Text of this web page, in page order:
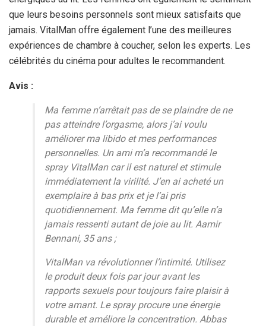
que leurs besoins personnels sont mieux satisfaits que
jamais. VitalMan offre également l’une des meilleures
expériences de chambre à coucher, selon les experts. Les
célébrités du cinéma pour adultes le recommandent.
Avis :
Ma femme n’arrêtait pas de se plaindre de ne
pas atteindre l’orgasme, alors j’ai voulu
améliorer ma libido et mes performances
personnelles. Un ami m’a recommandé le
spray VitalMan car il est naturel et stimule
immédiatement la virilité. J’en ai acheté un
exemplaire à bas prix et je l’ai pris
quotidiennement. Ma femme dit qu’elle n’a
jamais ressenti autant de joie au lit. Aamir
Bennani, 35 ans ;
VitalMan va révolutionner l’intimité. Utilisez
le produit deux fois par jour avant les
rapports sexuels pour toujours faire plaisir à
votre amant. Le spray procure une énergie
durable et améliore la concentration. Abbas